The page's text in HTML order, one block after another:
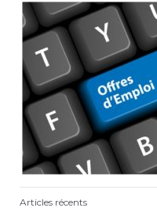
Articles récents